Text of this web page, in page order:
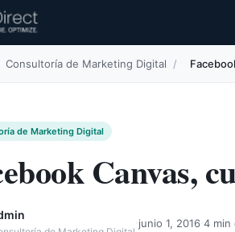
Consultoría de Marketing Digital /
de Marketing Digital
Canvas,
junio 1, 2016 4 min